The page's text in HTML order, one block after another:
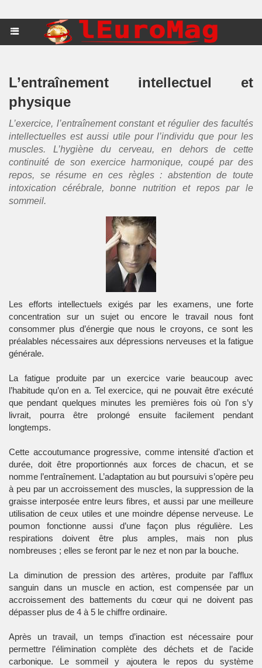
L’entraînement intellectuel et
physique
L’exercice, l’entraînement constant et régulier des facultés
intellectuelles est aussi utile pour l’individu que pour les
muscles. L’hygiène du cerveau, en dehors de cette
continuité de son exercice harmonique, coupé par des
repos, se résume en ces règles : abstention de toute
intoxication cérébrale, bonne nutrition et repos par le
sommeil.
Les efforts intellectuels exigés par les examens, une forte
concentration sur un sujet ou encore le travail nous font
consommer plus d’énergie que nous le croyons, ce sont les
préalables nécessaires aux dépressions nerveuses et la fatigue
générale.
La fatigue produite par un exercice varie beaucoup avec
l’habitude qu’on en a. Tel exercice, qui ne pouvait être exécuté
que pendant quelques minutes les premières fois où l’on s’y
livrait, pourra être prolongé ensuite facilement pendant
longtemps.
Cette accoutumance progressive, comme intensité d’action et
durée, doit être proportionnés aux forces de chacun, et se
nomme l’entraînement. L’adaptation au but poursuivi s’opère peu
à peu par un accroissement des muscles, la suppression de la
graisse interposée entre leurs fibres, et aussi par une meilleure
utilisation de ceux utiles et une moindre dépense nerveuse. Le
poumon fonctionne aussi d’une façon plus régulière. Les
respirations doivent être plus amples, mais non plus
nombreuses ; elles se feront par le nez et non par la bouche.
La diminution de pression des artères, produite par l’afflux
sanguin dans un muscle en action, est compensée par un
accroissement des battements du cœur qui ne doivent pas
dépasser plus de 4 à 5 le chiffre ordinaire.
Après un travail, un temps d’inaction est nécessaire pour
permettre l’élimination complète des déchets et de l’acide
carbonique. Le sommeil y ajoutera le repos du système